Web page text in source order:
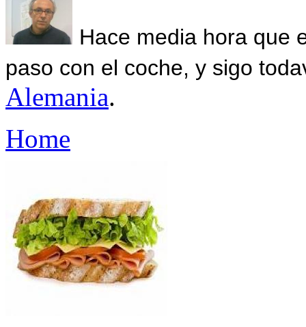
Hace media hora que
paso con el coche, y sigo
Alemania.
Home